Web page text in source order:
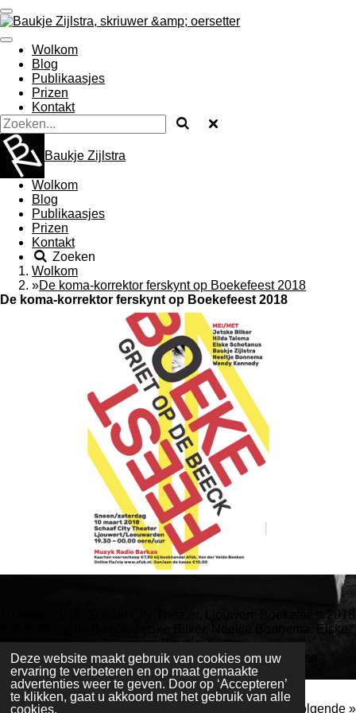
Deze website maakt gebruik van cookies om uw
ervaring te verbeteren en op maat gemaakte
advertenties weer te geven. Door op ‘Accepteren’
te klikken, gaat u akkoord met het gebruik van alle
cookies.
Ga
direct
naar
de
hoofdinhoud
Wolkom
Blog
Publikaasjes
Prizen
Kontakt
Baukje Zijlstra
Wolkom
Blog
Publikaasjes
Prizen
Kontakt
Zoeken
Wolkom
»De koma-korrektor ferskynt op Boekefeest 2018
De koma-korrektor ferskynt op Boekefeest 2018
10 maart 2018, Schaaf City Theater, Ljouwert: Boekefeest 2018
mei Griet Op de Beeck, Jetske Bilker, Neeltje Bonnema, Elske
Schotanus, Hilda Talsma en Baukje Zijlstra.
Kaarten oan de kassa €10,00, online no €7,50! Bestel se
gau hjir.
Volgende »